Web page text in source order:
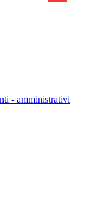
- amministrativi